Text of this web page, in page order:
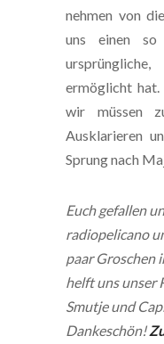
nehmen von
uns einen
ermöglicht
wir müssen
Ausklarieren
Sprung nach
Euch gefallen
radiopelicano
paar Groschen
helft uns unser
Smutje und
Dankeschön!